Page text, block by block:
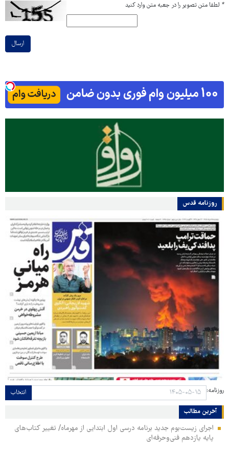
* لطفا متن تصویر را در جعبه متن وارد کنید
ارسال
روزنامه قدس
روزنامه: انتخاب
آخرین مطالب
اجرای زیست‌بوم جدید برنامه درسی اول ابتدایی از مهرماه/ تغییر کتاب‌های
پایه یازدهم فنی‌وحرفه‌ای